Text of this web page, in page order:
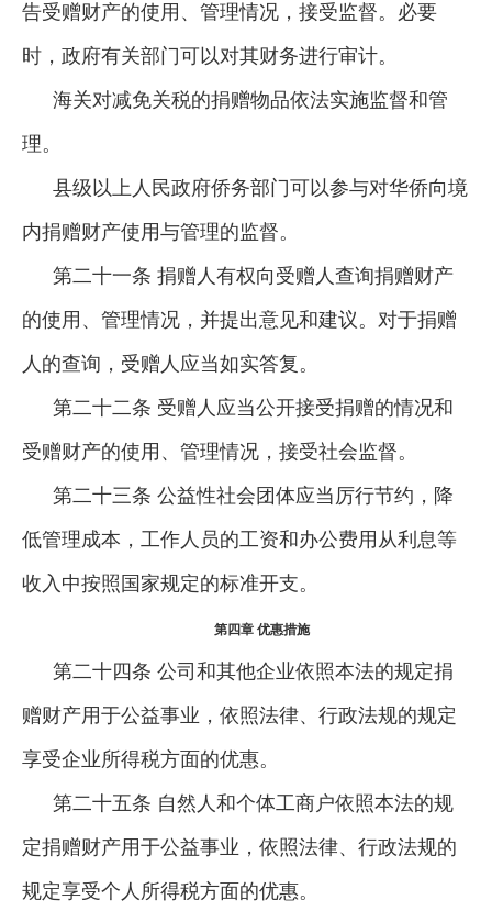
告受赠财产的使用、管理情况，接受监督。必要
时，政府有关部门可以对其财务进行审计。
海关对减免关税的捐赠物品依法实施监督和管
理。
县级以上人民政府侨务部门可以参与对华侨向境
内捐赠财产使用与管理的监督。
第二十一条 捐赠人有权向受赠人查询捐赠财产
的使用、管理情况，并提出意见和建议。对于捐赠
人的查询，受赠人应当如实答复。
第二十二条 受赠人应当公开接受捐赠的情况和
受赠财产的使用、管理情况，接受社会监督。
第二十三条 公益性社会团体应当厉行节约，降
低管理成本，工作人员的工资和办公费用从利息等
收入中按照国家规定的标准开支。
第四章 优惠措施
第二十四条 公司和其他企业依照本法的规定捐
赠财产用于公益事业，依照法律、行政法规的规定
享受企业所得税方面的优惠。
第二十五条 自然人和个体工商户依照本法的规
定捐赠财产用于公益事业，依照法律、行政法规的
规定享受个人所得税方面的优惠。